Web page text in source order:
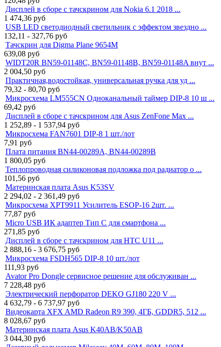
Дисплей в сборе с тачскрином для Nokia 6.1 2018 ...
1 474,36 руб
USB LED светодиодный светильник с эффектом звездно ...
132,11 - 327,76 руб
Тачскрин для Digma Plane 9654M
639,08 руб
WIDT20R BN59-01148C, BN59-01148B, BN59-01148A внут ...
2 004,50 руб
Практичная,водостойкая, универсальная ручка для уд ...
79,32 - 80,70 руб
Микросхема LM555CN Одноканальный таймер DIP-8 10 ш ...
69,42 руб
Дисплей в сборе с тачскрином для Asus ZenFone Max ...
1 252,89 - 1 537,94 руб
Микросхема FAN7601 DIP-8 1 шт./лот
7,91 руб
Плата питания BN44-00289A, BN44-00289B
1 800,05 руб
Теплопроводная силиконовая подложка под радиатор о ...
101,56 руб
Материнская плата Asus K53SV
2 294,02 - 2 361,49 руб
Микросхема XPT9911 Усилитель ESOP-16 2шт. ...
77,87 руб
Micro USB ИК адаптер Тип C для смартфона ...
271,85 руб
Дисплей в сборе с тачскрином для HTC U11 ...
2 888,16 - 3 676,75 руб
Микросхема FSDH565 DIP-8 10 шт./лот
111,93 руб
Avator Pro Dongle сервисное решение для обслуживан ...
7 228,48 руб
Электрический перфоратор DEKO GJ180 220 V ...
4 632,79 - 6 737,97 руб
Видеокарта XFX AMD Radeon R9 390, 4ГБ, GDDR5, 512 ...
8 028,67 руб
Материнская плата Asus K40AB/K50AB
3 044,30 руб